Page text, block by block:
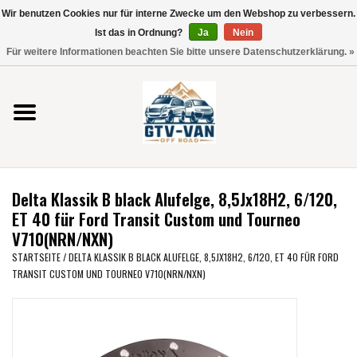
Verwende
die
nach
oben
und
unten,
verfügbare
Ergebnis
Drücke
die
zum
Vito / V-Klasse 447
Viano /Vito 639
VW T7 2025
VW T6
Delta Klassik B black Alufelge, 8,5Jx18H2, 6/120,
ET 40 für Ford Transit Custom und Tourneo
V710(NRN/NXN)
STARTSEITE/DELTA KLASSIK B BLACK ALUFELGE, 8,5JX18H2, 6/120, ET 40 FÜR FORD
TRANSIT CUSTOM UND TOURNEO V710(NRN/NXN)
Wir benutzen Cookies nur für interne Zwecke um den Webshop zu verbessern.
Ist das in Ordnung?
Ja
Nein
Für weitere Informationen beachten Sie bitte unsere Datenschutzerklärung. »